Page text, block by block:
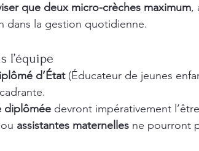
que deux micro-crèches maximum,
dans la gestion quotidienne.
l’équipe
d’État (Éducateur de jeunes
diplômée devront impérativement
ou assistantes maternelles ne pourront